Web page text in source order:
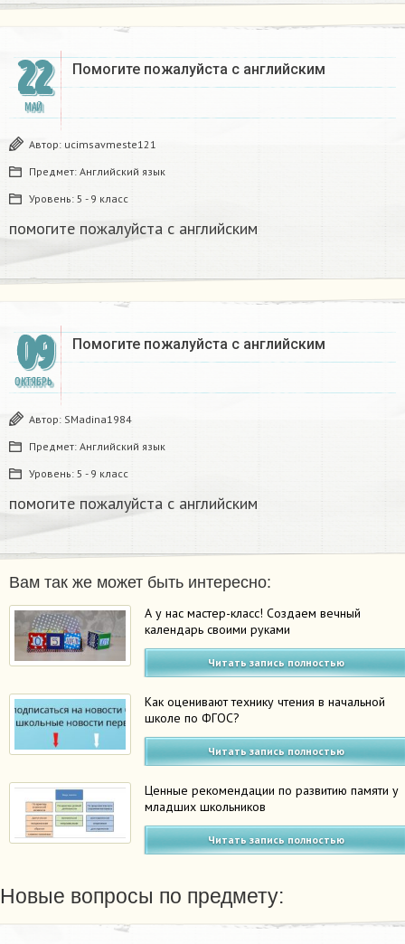
22
МАЙ
Помогите пожалуйста с английским
Автор: ucimsavmeste121
Предмет: Английский язык
Уровень: 5 - 9 класс
помогите пожалуйста с английским
09
ОКТЯБРЬ
Помогите пожалуйста с английским
Автор: SMadina1984
Предмет: Английский язык
Уровень: 5 - 9 класс
помогите пожалуйста с английским
Вам так же может быть интересно:
А у нас мастер-класс! Создаем вечный
календарь своими руками
Читать запись полностью
Как оценивают технику чтения в начальной
школе по ФГОС?
Читать запись полностью
Ценные рекомендации по развитию памяти у
младших школьников
Читать запись полностью
Новые вопросы по предмету: